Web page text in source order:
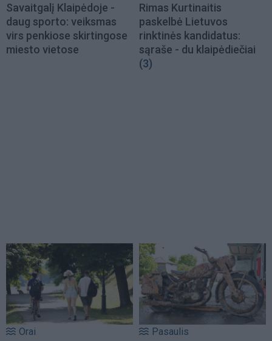
Savaitgalį Klaipėdoje -
daug sporto: veiksmas
virs penkiose skirtingose
miesto vietose
Rimas Kurtinaitis
paskelbė Lietuvos
rinktinės kandidatus:
sąraše - du klaipėdiečiai
(3)
Orai Pasaulis